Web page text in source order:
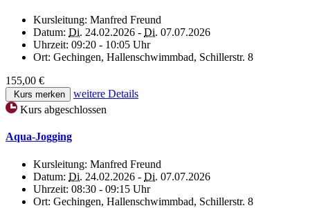
Kursleitung: Manfred Freund
Datum: Di. 24.02.2026 - Di. 07.07.2026
Uhrzeit: 09:20 - 10:05 Uhr
Ort: Gechingen, Hallenschwimmbad, Schillerstr. 8
155,00 €
Kurs merken
weitere Details
Kurs abgeschlossen
Aqua-Jogging
Kursleitung: Manfred Freund
Datum: Di. 24.02.2026 - Di. 07.07.2026
Uhrzeit: 08:30 - 09:15 Uhr
Ort: Gechingen, Hallenschwimmbad, Schillerstr. 8